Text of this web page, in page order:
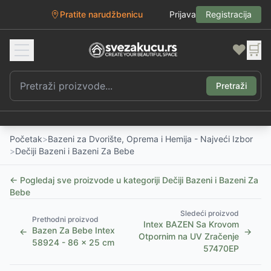
Pratite narudžbenicu Prijava Registracija
❤️ 🛒
Pretraži
Početak>Bazeni za Dvorište, Oprema i Hemija - Najveći Izbor
>Dečiji Bazeni i Bazeni Za Bebe
← Pogledaj sve proizvode u kategoriji Dečiji Bazeni i Bazeni Za
Bebe
←
Prethodni proizvod
Bazen Za Bebe Intex
58924 - 86 x 25 cm
Sledeći proizvod
Intex BAZEN Sa Krovom
Otpornim na UV Zračenje
57470EP
→